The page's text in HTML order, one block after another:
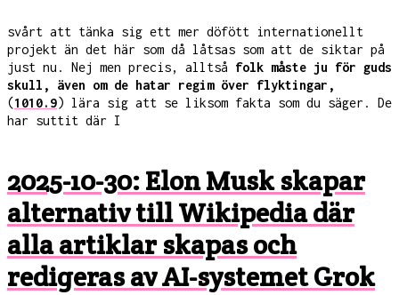
svårt att tänka sig ett mer döfött internationellt
projekt än det här som då låtsas som att de siktar på
just nu. Nej men precis, alltså folk måste ju för guds
skull, även om de hatar regim över flyktingar,
(1010.9) lära sig att se liksom fakta som du säger. De
har suttit där I
2025-10-30: Elon Musk skapar
alternativ till Wikipedia där
alla artiklar skapas och
redigeras av AI-systemet Grok